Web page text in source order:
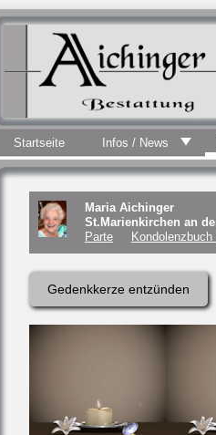
Startseite Infos / News
Maria Aichinger
St.Marienkirchen an
Parte
Kondolenzbuch
Gedenkkerze entzünden